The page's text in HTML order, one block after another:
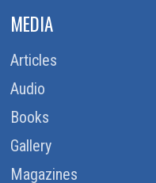
MEDIA
Articles
Audio
Books
Gallery
Magazines